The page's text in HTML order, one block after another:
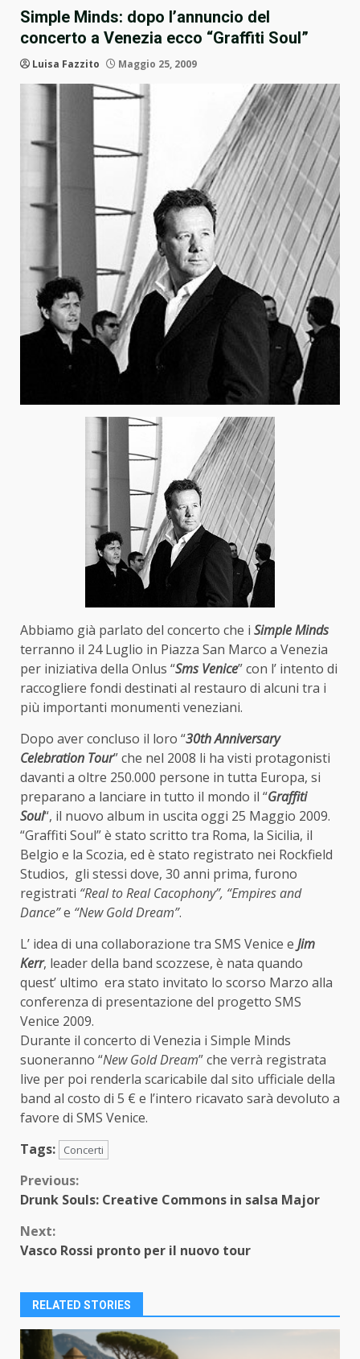
Simple Minds: dopo l’annuncio del
concerto a Venezia ecco “Graffiti Soul”
Luisa Fazzito Maggio 25, 2009
Abbiamo già parlato del concerto che i Simple Minds
terranno il 24 Luglio in Piazza San Marco a Venezia
per iniziativa della Onlus “Sms Venice” con l’ intento di
raccogliere fondi destinati al restauro di alcuni tra i
più importanti monumenti veneziani.
Dopo aver concluso il loro “30th Anniversary
Celebration Tour” che nel 2008 li ha visti protagonisti
davanti a oltre 250.000 persone in tutta Europa, si
preparano a lanciare in tutto il mondo il “Graffiti
Soul“, il nuovo album in uscita oggi 25 Maggio 2009.
“Graffiti Soul” è stato scritto tra Roma, la Sicilia, il
Belgio e la Scozia, ed è stato registrato nei Rockfield
Studios, gli stessi dove, 30 anni prima, furono
registrati “Real to Real Cacophony”, “Empires and
Dance”e “New Gold Dream”.
L’ idea di una collaborazione tra SMS Venice e Jim
Kerr, leader della band scozzese, è nata quando
quest’ ultimo era stato invitato lo scorso Marzo alla
conferenza di presentazione del progetto SMS
Venice 2009.
Durante il concerto di Venezia i Simple Minds
suoneranno “New Gold Dream” che verrà registrata
live per poi renderla scaricabile dal sito ufficiale della
band al costo di 5 € e l’intero ricavato sarà devoluto a
favore di SMS Venice.
Tags:
Concerti
Continue
Previous:
Drunk Souls: Creative Commons in salsa Major
Next:
Vasco Rossi pronto per il nuovo tour
RELATED STORIES